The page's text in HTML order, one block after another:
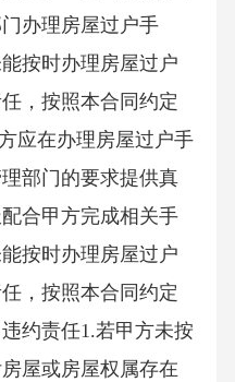
办理房屋过户手
按时办理房屋过户
，按照本合同约定
应在办理房屋过户手
部门的要求提供真
合甲方完成相关手
按时办理房屋过户
，按照本合同约定
约责任1.若甲方未按
屋或房屋权属存在